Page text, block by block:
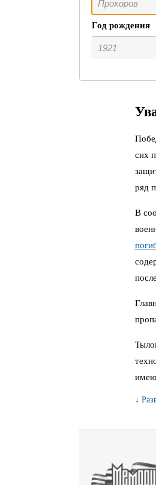
Год рождения
сих
ряд
В
↓